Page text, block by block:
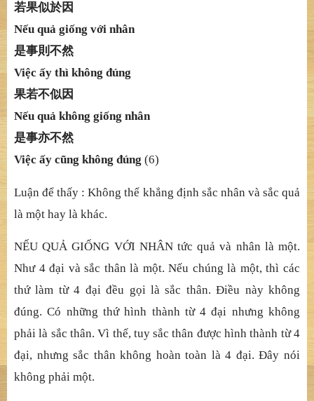
若果似於因
Nếu quả giống với nhân
是事則不然
Việc ấy thì không đúng
果若不似因
Nếu quả không giống nhân
是事亦不然
Việc ấy cũng không đúng (6)
Luậnđể thấy : Không thể khẳng định sắc nhân và sắc quả
là một hay là khác.
NẾU QUẢ GIỐNG VỚI NHÂN tức quả và nhân là một.
Như 4 đại và sắc thân là một. Nếu chúng là một, thì các
thứlàm từ4 đạiđều gọi là sắc thân.Điều này không
đúng. Có những thứhình thành từ4đại nhưng không
phải là sắc thân. Vì thế, tuy sắc thân được hình thành từ4
đại, nhưng sắc thân không hoàn toàn là 4 đại.Đây nói
không phải một.